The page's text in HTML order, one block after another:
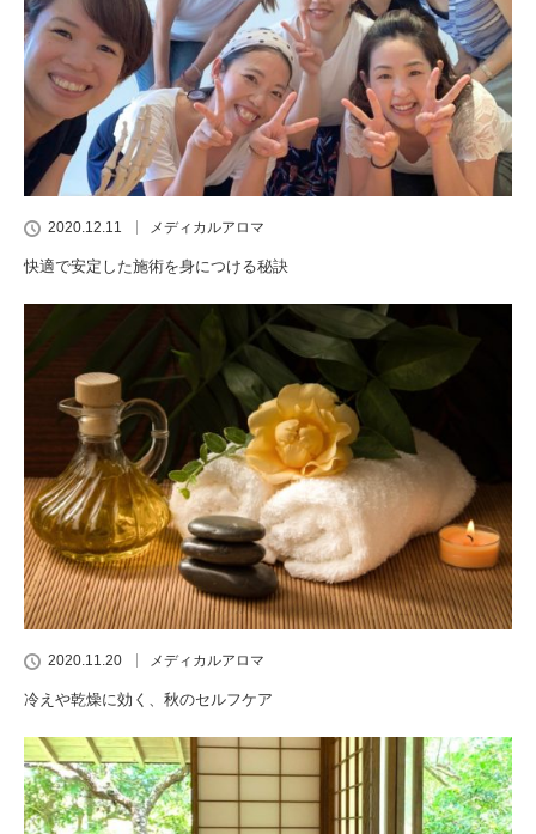
2020.12.11 メディカルアロマ
快適で安定した施術を身につける秘訣
2020.11.20 メディカルアロマ
冷えや乾燥に効く、秋のセルフケア